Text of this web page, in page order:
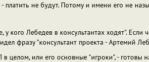
- платить не будут. Потому и имени его не
у кого Лебедев в консультантах ходят".
фразу "консультант проекта - Артемий
целом, или его основные "игроки", -